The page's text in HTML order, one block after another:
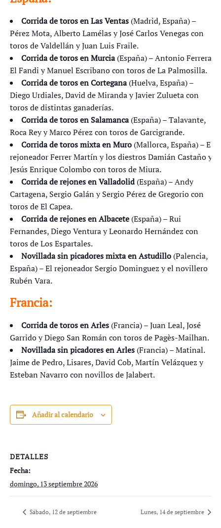
Corrida de toros en Las Ventas (Madrid, España) –
Pérez Mota, Alberto Lamélas y José Carlos Venegas con
toros de Valdellán y Juan Luis Fraile.
Corrida de toros en Murcia(España) – Antonio Ferrera,
El Fandi y Manuel Escribano con toros de La Palmosilla.
Corrida de toros en Cortegana(Huelva, España) –
Diego Urdiales, David de Miranda y Javier Zulueta con
toros de distintas ganaderías.
Corrida de toros en Salamanca(España) – Talavante,
Roca Rey y Marco Pérez con toros de Garcigrande.
Corrida de toros mixta en Muro (Mallorca, España) – El
rejoneador Ferrer Martín y los diestros Damián Castaño y
Jesús Enrique Colombo con toros de Miura.
Corrida de rejones en Valladolid (España) – Andy
Cartagena, Sergio Galán y Sergio Pérez de Gregorio con
toros de El Capea.
Corrida de rejones en Albacete (España) – Rui
Fernandes, Diego Ventura y Leonardo Hernández con
toros de Los Espartales.
Novillada sin picadores mixta enAstudillo (Palencia,
España) – El rejoneador Sergio Dominguez y el novillero
Rubén Vara.
Francia:
Corrida de toros en Arles (Francia) – Juan Leal, José
Garrido y Diego San Román con toros de Pagès-Mailhan.
Novillada sin picadores en Arles (Francia) – Matinal.
Jaime de Pedro, Lisares, David Cob, Martín Velázquez y
Esteban Navarro con novillos de Jalabert.
Añadir al calendario
DETALLES
Fecha:
domingo, 13 septiembre 2026
Sábado, 12 de septiembre Lunes, 14 de septiembre